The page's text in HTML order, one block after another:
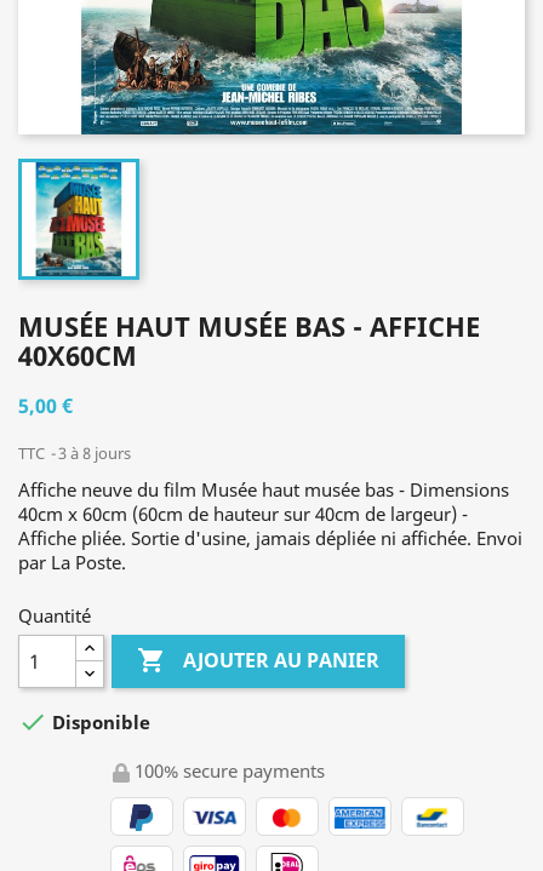
MUSÉE HAUT MUSÉE BAS - AFFICHE
40X60CM
5,00 €
TTC 3 à 8 jours
Affiche neuve du film Musée haut musée bas - Dimensions
40cm x 60cm (60cm de hauteur sur 40cm de largeur) -
Affiche pliée. Sortie d'usine, jamais dépliée ni affichée. Envoi
par La Poste.
Quantité
 AJOUTER AU PANIER
 Disponible
100% secure payments